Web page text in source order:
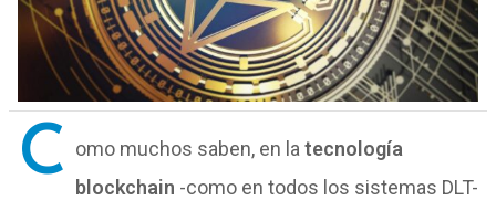
C omo muchos saben, en la tecnología
blockchain -como en todos los sistemas DLT-